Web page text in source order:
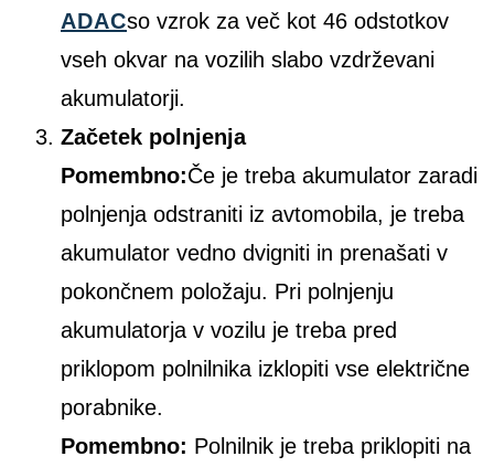
ADACso vzrok za več kot 46 odstotkov
vseh okvar na vozilih slabo vzdrževani
akumulatorji.
Začetek polnjenja
Pomembno:Če je treba akumulator zaradi
polnjenja odstraniti iz avtomobila, je treba
akumulator vedno dvigniti in prenašati v
pokončnem položaju. Pri polnjenju
akumulatorja v vozilu je treba pred
priklopom polnilnika izklopiti vse električne
porabnike.
Pomembno: Polnilnik je treba priklopiti na